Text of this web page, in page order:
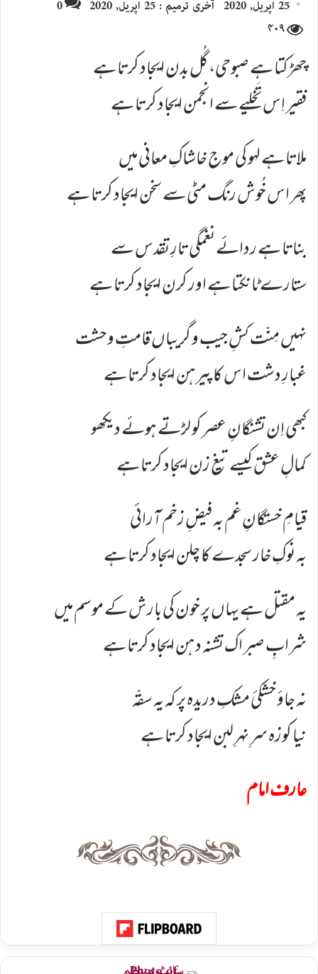
X
email
25 اپریل, 2020 آخری ترمیم : 25 اپریل, 2020
0
۴۰۹
چھڑکتا ہے صبوحی، گُل بدن ایجاد کرتا ہے
فقیر اِس تَخلیے سے انجمن ایجاد کرتا ہے
ملاتا ہے لہو کی موج خاشاکِ معانی میں
پھر اس خُوش رنگ مٹی سے سخن ایجاد کرتا ہے
بناتا ہے ردائے نغمگی تارِ تقدس سے
ستارے ٹانکتا ہے اور کرن ایجاد کرتا ہے
نہیں مِنّت کشِ جیب و گریباں قامتِ وحشت
غبارِ دشت اس کا پیرہن ایجاد کرتا ہے
کبھی اِن تشنگانِ عصر کو لڑتے ہوئے دیکھو
کمالِ عشق کیسے تیغ زن ایجاد کرتا ہے
قیامِ خستگانِ غم بہ فیضِ زخم آرائی
بہ نوکِ خار سجدے کا چلن ایجاد کرتا ہے
یہ مقتل ہے یہاں پر خون کی بارش کے موسم میں
شرابِ صبر اک تشنہ دہن ایجاد کرتا ہے
نہ جاؤ خشکئ مشکِ دریدہ پر کہ یہ سقّہ
نیا کوزہ سرِ نہرِ لبن ایجاد کرتا ہے
عارف امام